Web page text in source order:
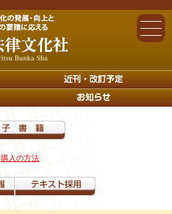
購入の方法